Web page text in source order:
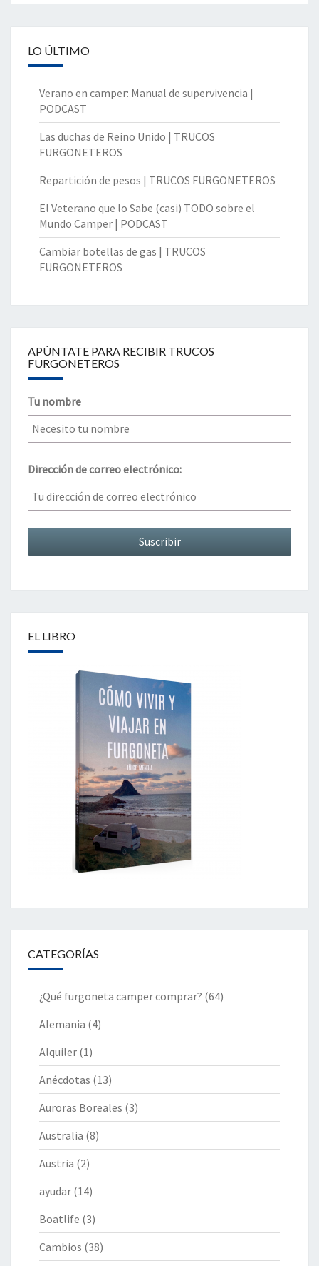
LO ÚLTIMO
Verano en camper: Manual de supervivencia |
PODCAST
Las duchas de Reino Unido | TRUCOS
FURGONETEROS
Repartición de pesos | TRUCOS FURGONETEROS
El Veterano que lo Sabe (casi) TODO sobre el
Mundo Camper | PODCAST
Cambiar botellas de gas | TRUCOS
FURGONETEROS
APÚNTATE PARA RECIBIR TRUCOS
FURGONETEROS
Tu nombre
Dirección de correo electrónico:
EL LIBRO
CATEGORÍAS
¿Qué furgoneta camper comprar? (64)
Alemania (4)
Alquiler (1)
Anécdotas (13)
Auroras Boreales (3)
Australia (8)
Austria (2)
ayudar (14)
Boatlife (3)
Cambios (38)